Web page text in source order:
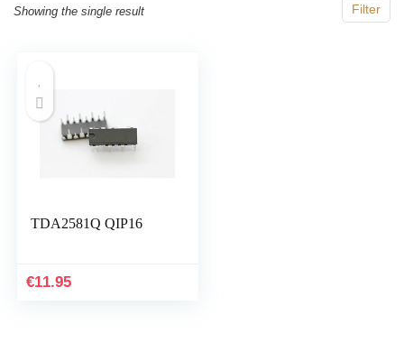
Filter
Showing the single result
TDA2581Q QIP16
€11.95